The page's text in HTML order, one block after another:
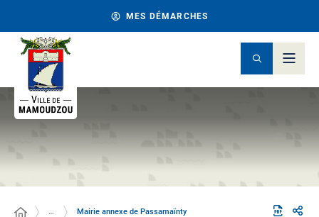
MES DÉMARCHES
… Mairie annexe de Passamaïnty